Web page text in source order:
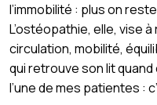
l’immobilité : plus on
L’ostéopathie, elle, vise
circulation, mobilité,
qui retrouve son lit quand
l’une de mes patientes :